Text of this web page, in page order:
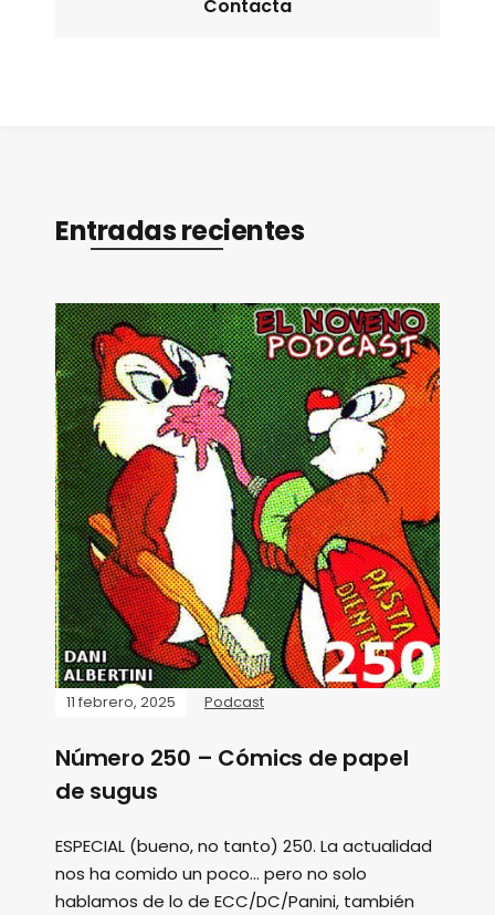
Contacta
Entradas recientes
11 febrero, 2025 Podcast
Número 250 – Cómics de papel
de sugus
ESPECIAL (bueno, no tanto) 250. La actualidad
nos ha comido un poco... pero no solo
hablamos de lo de ECC/DC/Panini, también